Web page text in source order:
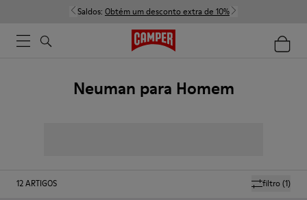
Saldos: Obtém um desconto extra de 10%
Neuman para Homem
filtro(1)
12ARTIGOS